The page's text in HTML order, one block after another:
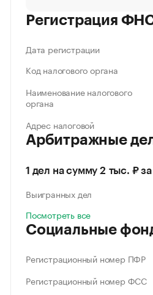
Регистрация
Дата регистрации
Код налогового органа
Наименование налогового
органа
Адрес налоговой
Арбитражные
1 дел на сумму 2 тыс. ₽
Выигранных дел
Посмотреть все
Социальные
Регистрационный номер ПФР
Регистрационный номер ФСС